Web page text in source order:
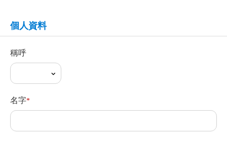
個人資料
稱呼
名字